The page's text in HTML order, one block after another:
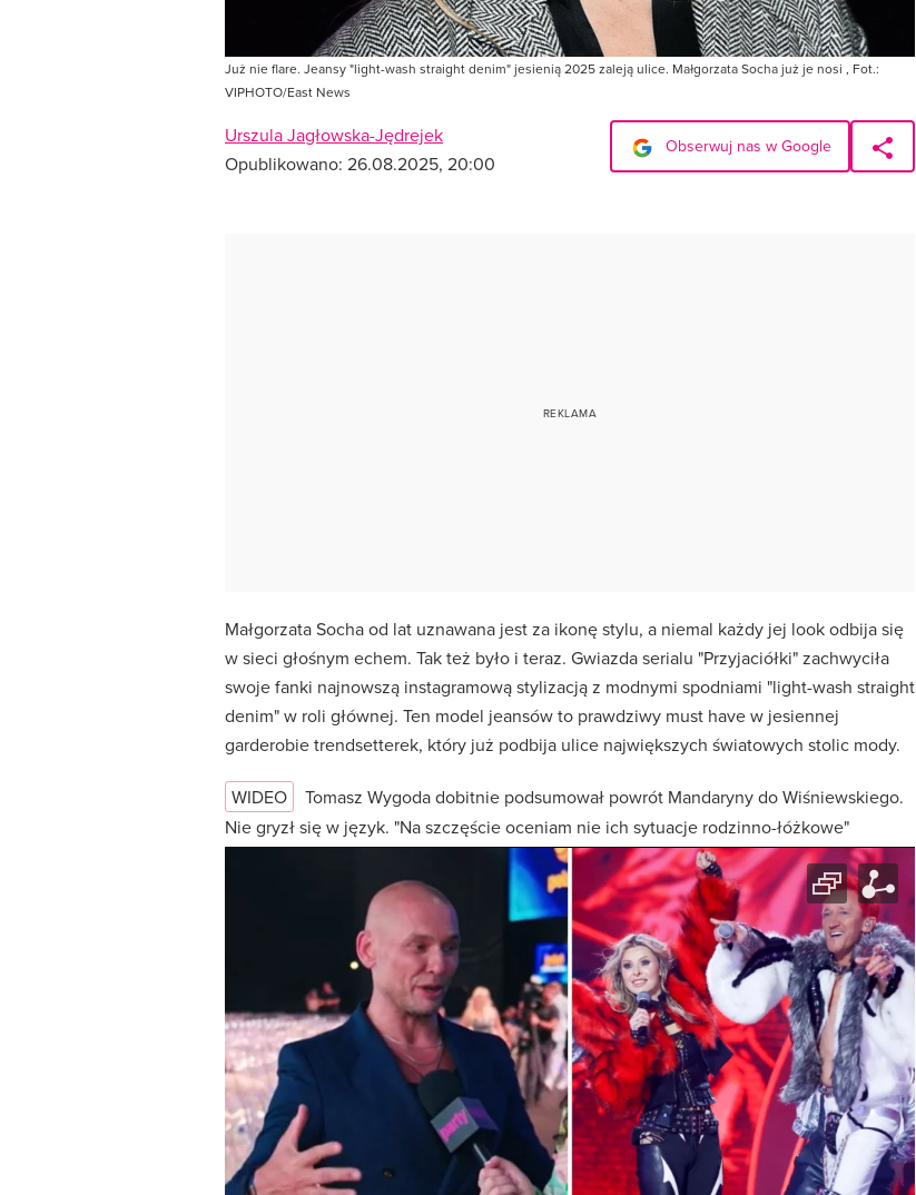
Już nie flare. Jeansy "light-wash straight denim" jesienią 2025 zaleją ulice. Małgorzata Socha już je nosi , Fot.:
VIPHOTO/East News
Urszula Jagłowska-Jędrejek
Opublikowano: 26.08.2025, 20:00
Obserwuj nas w Google
Małgorzata Socha od lat uznawana jest za ikonę stylu, a niemal każdy jej look odbija się
w sieci głośnym echem. Tak też było i teraz. Gwiazda serialu "Przyjaciółki" zachwyciła
swoje fanki najnowszą instagramową stylizacją z modnymi spodniami "light-wash straight
denim" w roli głównej. Ten model jeansów to prawdziwy must have w jesiennej
garderobie trendsetterek, który już podbija ulice największych światowych stolic mody.
WIDEO
Tomasz Wygoda dobitnie podsumował powrót Mandaryny do Wiśniewskiego.
Nie gryzł się w język. "Na szczęście oceniam nie ich sytuacje rodzinno-łóżkowe"